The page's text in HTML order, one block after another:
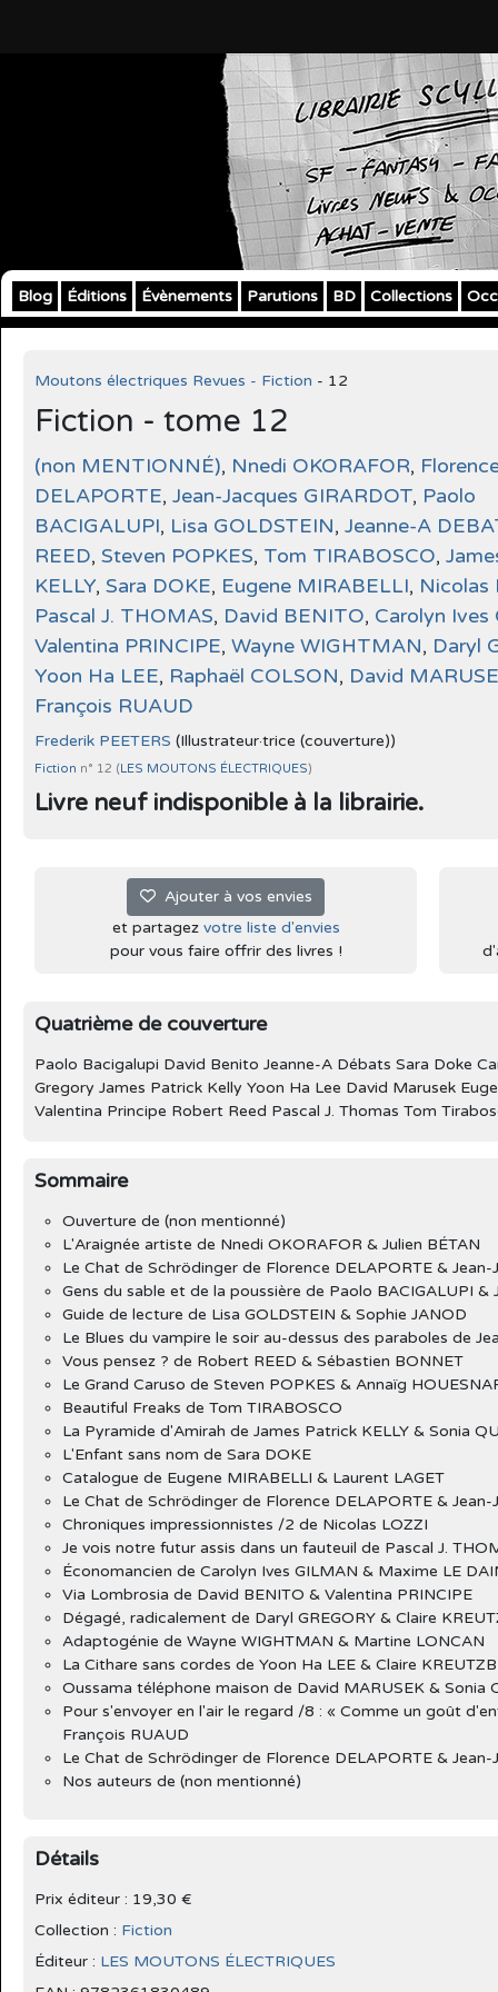
Blog Éditions Évènements Parutions BD Collections
Moutons électriques Revues - Fiction - 12
Fiction - tome 12
(non MENTIONNÉ), Nnedi OKORAFOR,
DELAPORTE, Jean-Jacques GIRARDOT, Paolo
BACIGALUPI, Lisa GOLDSTEIN, Jeanne-A
REED, Steven POPKES, Tom TIRABOSCO,
KELLY, Sara DOKE, Eugene MIRABELLI, Nicolas
Pascal J. THOMAS, David BENITO, Carolyn
Valentina PRINCIPE, Wayne WIGHTMAN, Daryl
Yoon Ha LEE, Raphaël COLSON, David
François RUAUD
Frederik PEETERS (Illustrateur·trice (couverture))
Fiction n° 12 (LES MOUTONS ÉLECTRIQUES)
Livre neuf indisponible à la librairie.
Ajouter à vos envies
et partagez votre liste d'envies
pour vous faire offrir des livres !
Quatrième de couverture
Paolo Bacigalupi David Benito Jeanne-A Débats Sara Doke
Gregory James Patrick Kelly Yoon Ha Lee David Marusek
Valentina Principe Robert Reed Pascal J. Thomas Tom
Sommaire
Ouverture de (non mentionné)
L'Araignée artiste de Nnedi OKORAFOR & Julien BÉTAN
Le Chat de Schrödinger de Florence DELAPORTE & Jean-
Gens du sable et de la poussière de Paolo BACIGALUPI &
Guide de lecture de Lisa GOLDSTEIN & Sophie JANOD
Le Blues du vampire le soir au-dessus des paraboles de
Vous pensez ? de Robert REED & Sébastien BONNET
Le Grand Caruso de Steven POPKES & Annaïg
Beautiful Freaks de Tom TIRABOSCO
La Pyramide d'Amirah de James Patrick KELLY & Sonia
L'Enfant sans nom de Sara DOKE
Catalogue de Eugene MIRABELLI & Laurent LAGET
Le Chat de Schrödinger de Florence DELAPORTE & Jean-
Chroniques impressionnistes /2 de Nicolas LOZZI
Je vois notre futur assis dans un fauteuil de Pascal J.
Économancien de Carolyn Ives GILMAN & Maxime LE
Via Lombrosia de David BENITO & Valentina PRINCIPE
Dégagé, radicalement de Daryl GREGORY & Claire
Adaptogénie de Wayne WIGHTMAN & Martine LONCAN
La Cithare sans cordes de Yoon Ha LEE & Claire
Oussama téléphone maison de David MARUSEK & Sonia
Pour s'envoyer en l'air le regard /8 : « Comme un goût
François RUAUD
Le Chat de Schrödinger de Florence DELAPORTE & Jean-
Nos auteurs de (non mentionné)
Détails
Prix éditeur : 19,30 €
Collection : Fiction
Éditeur : LES MOUTONS ÉLECTRIQUES